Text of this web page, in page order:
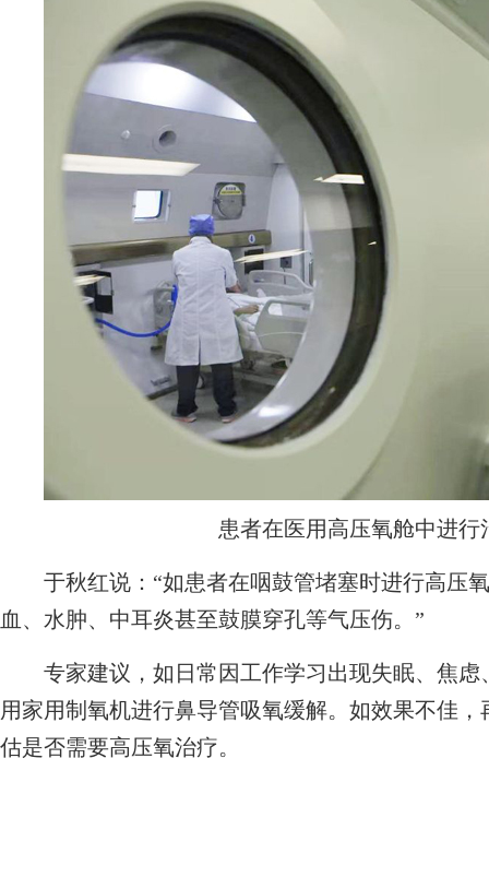
患者在医用高压氧舱中进行
于秋红说：“如患者在咽鼓管堵塞时进行高压
血、水肿、中耳炎甚至鼓膜穿孔等气压伤。”
专家建议，如日常因工作学习出现失眠、焦虑
用家用制氧机进行鼻导管吸氧缓解。如效果不佳
估是否需要高压氧治疗。